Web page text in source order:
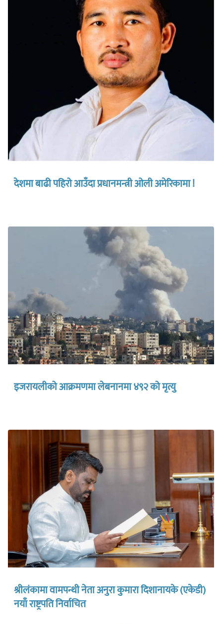
देशमा बाढी पहिरो आउँदा प्रधानमन्त्री ओली अमेरिकामा !
इजरायलीको आक्रमणमा लेबनानमा ४९२ को मृत्यु
श्रीलंकामा वामपन्थी नेता अनुरा कुमारा दिशानायके (एकेडी)
नयाँ राष्ट्रपति निर्वाचित